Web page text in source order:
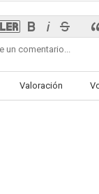
Valoración